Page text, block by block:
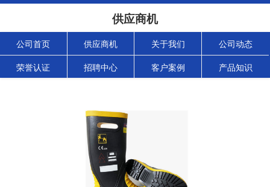
供应商机
公司首页 供应商机 关于我们 公司动态
荣誉认证 招聘中心 客户案例 产品知识